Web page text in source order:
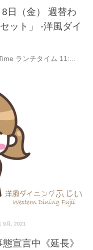
日（金） 週替わ
ット」 -洋風ダイ
ランチタイム 11:...
9月, 2021
宣言中《延長》